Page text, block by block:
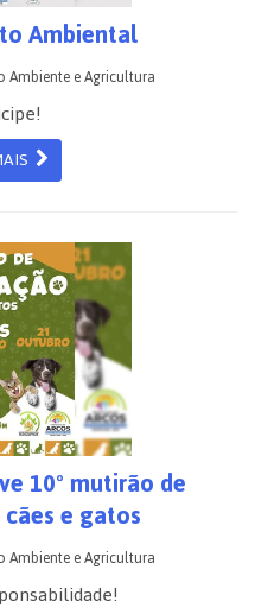
Ambiental
Ambiente e Agricultura
10º mutirão de
e gatos
Ambiente e Agricultura